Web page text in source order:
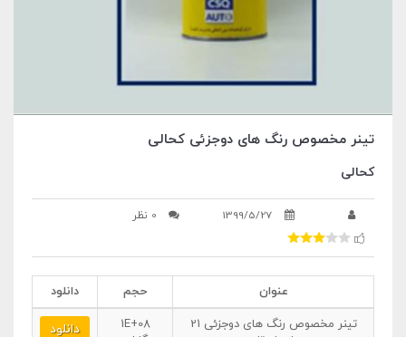
تینر مخصوص رنگ های دوجزئی کحالی
کحالی
1399/5/27 0 نظر
عنوان حجم
دانلود
تینر مخصوص رنگ های دوجزئی 21
1E+08
دانلود